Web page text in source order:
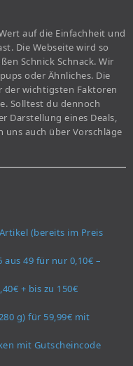
auf die Einfachheit und
Die Webseite wird so
Schnick Schnack. Wir
oder Ähnliches. Die
wichtigsten Faktoren
Solltest du dennoch
Darstellung eines Deals,
auch über Vorschläge
(bereits im Preis
49 für nur 0,10€ –
+ bis zu 150€
g) für 59,99€ mit
mit Gutscheincode